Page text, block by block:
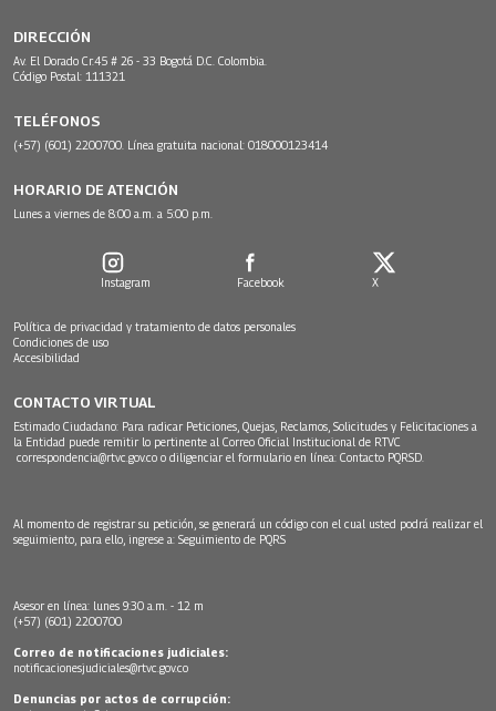
DIRECCIÓN
Av. El Dorado Cr.45 # 26 - 33 Bogotá D.C. Colombia.
Código Postal: 111321
TELÉFONOS
(+57) (601) 2200700. Línea gratuita nacional: 018000123414
HORARIO DE ATENCIÓN
Lunes a viernes de 8:00 a.m. a 5:00 p.m.
Instagram Facebook X
Política de privacidad y tratamiento de datos personales
Condiciones de uso
Accesibilidad
CONTACTO VIRTUAL
Estimado Ciudadano: Para radicar Peticiones, Quejas, Reclamos, Solicitudes y Felicitaciones a
la Entidad puede remitir lo pertinente al Correo Oficial Institucional de RTVC
correspondencia@rtvc.gov.co o diligenciar el formulario en línea: Contacto PQRSD.
Al momento de registrar su petición, se generará un código con el cual usted podrá realizar el
seguimiento, para ello, ingrese a: Seguimiento de PQRS
Asesor en línea: lunes 9:30 a.m. - 12 m
(+57) (601) 2200700
Correo de notificaciones judiciales:
notificacionesjudiciales@rtvc.gov.co
Denuncias por actos de corrupción: